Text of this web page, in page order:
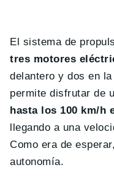
El sistema de
tres motores
delantero y dos en
permite disfrutar de
hasta los 100 km/h
llegando a una
Como era de
autonomía.